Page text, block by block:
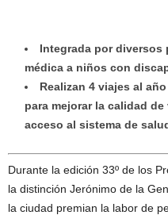
Integrada por
médica a niños con
Realizan 4 viajes al
para mejorar la calidad
acceso al sistema de
Durante la edición 33º de los
la distinción Jerónimo de la
la ciudad premian la labor de